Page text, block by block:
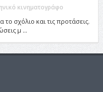
κινηματογράφο
σχόλιο και τις προτάσεις.
μ ...